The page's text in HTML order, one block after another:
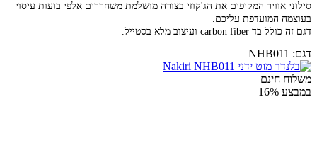
סילוני אוויר המקיפים את הג'קוזי בצורה מושלמת משחררים אלפי בועות עיסוי
בעוצמה המועדפת עליכם.
דגם זה כולל בד carbon fiber ועיצוב מלא בסטייל.
דגם: NHB011
משלוח חינם
במבצע 16%